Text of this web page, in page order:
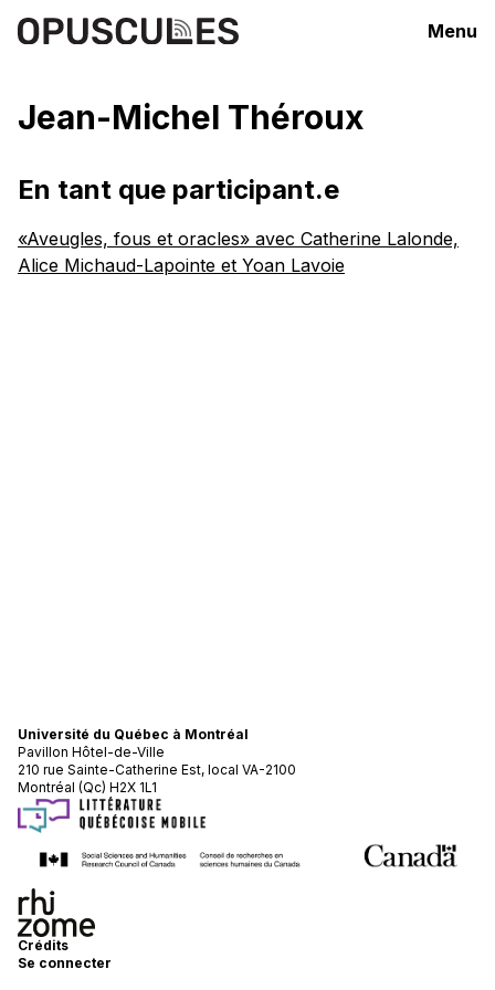
Menu
Jean-Michel Théroux
En tant que participant.e
«Aveugles, fous et oracles» avec Catherine Lalonde,
Alice Michaud-Lapointe et Yoan Lavoie
Université du Québec à Montréal
Pavillon Hôtel-de-Ville
210 rue Sainte-Catherine Est, local VA-2100
Montréal (Qc) H2X 1L1
Crédits
Se connecter